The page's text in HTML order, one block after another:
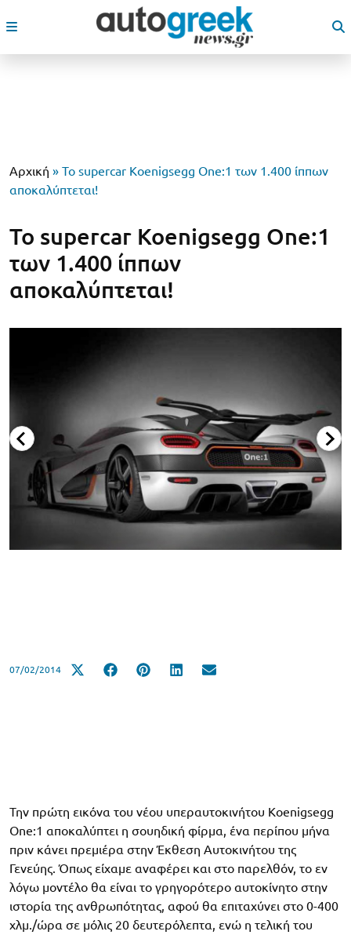
Αρχική » Το supercar Koenigsegg One:1 των 1.400 ίππων
αποκαλύπτεται!
Το supercar Koenigsegg One:1
των 1.400 ίππων
αποκαλύπτεται!
07/02/2014
Την πρώτη εικόνα του νέου υπεραυτοκινήτου Koenigsegg
One:1 αποκαλύπτει η σουηδική φίρμα, ένα περίπου μήνα
πριν κάνει πρεμιέρα στην Έκθεση Αυτοκινήτου της
Γενεύης. Όπως είχαμε αναφέρει και στο παρελθόν, το εν
λόγω μοντέλο θα είναι το γρηγορότερο αυτοκίνητο στην
ιστορία της ανθρωπότητας, αφού θα επιταχύνει στο 0-400
χλμ./ώρα σε μόλις 20 δευτερόλεπτα, ενώ η τελική του